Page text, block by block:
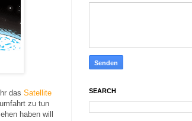
das Satellite
zu tun
haben will
SEARCH